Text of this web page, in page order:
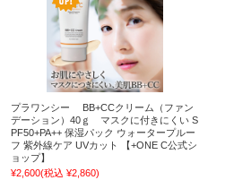
プラワンシー BB+CCクリーム（ファン
デーション）40ｇ マスクに付きにくい S
PF50+PA++ 保湿パック ウォータープルー
フ 紫外線ケア UVカット 【+ONE C公式シ
ョップ】
¥2,600(税込 ¥2,860)